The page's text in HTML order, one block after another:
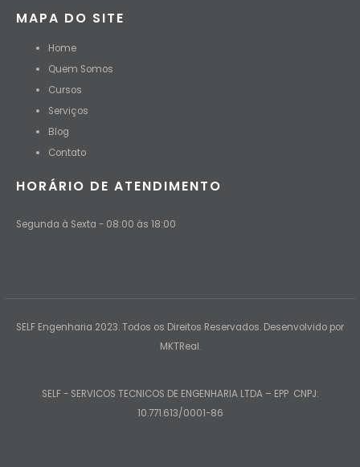
MAPA DO SITE
Home
Quem Somos
Cursos
Serviços
Blog
Contato
HORÁRIO DE ATENDIMENTO
Segunda à Sexta - 08:00 às 18:00
SELF Engenharia 2023. Todos os Direitos Reservados. Desenvolvido por
MKTReal.
SELF - SERVICOS TECNICOS DE ENGENHARIA LTDA – EPP CNPJ:
10.771.613/0001-86